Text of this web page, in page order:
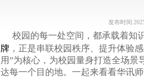
发布时间
校园的每一处空间，都承载着知
牌 ，正是串联校园秩序、提升体验
用”为核心，为校园量身打造全场
达每一个目的地。一起来看看华讯